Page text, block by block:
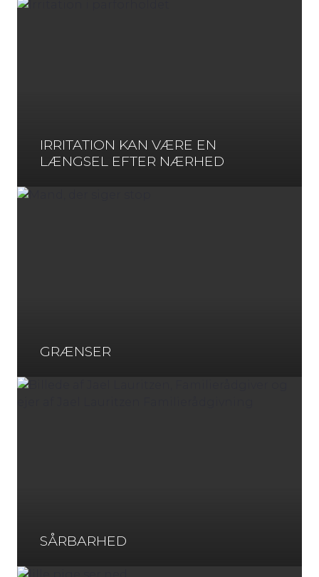
IRRITATION KAN VÆRE EN
LÆNGSEL EFTER NÆRHED
GRÆNSER
SÅRBARHED